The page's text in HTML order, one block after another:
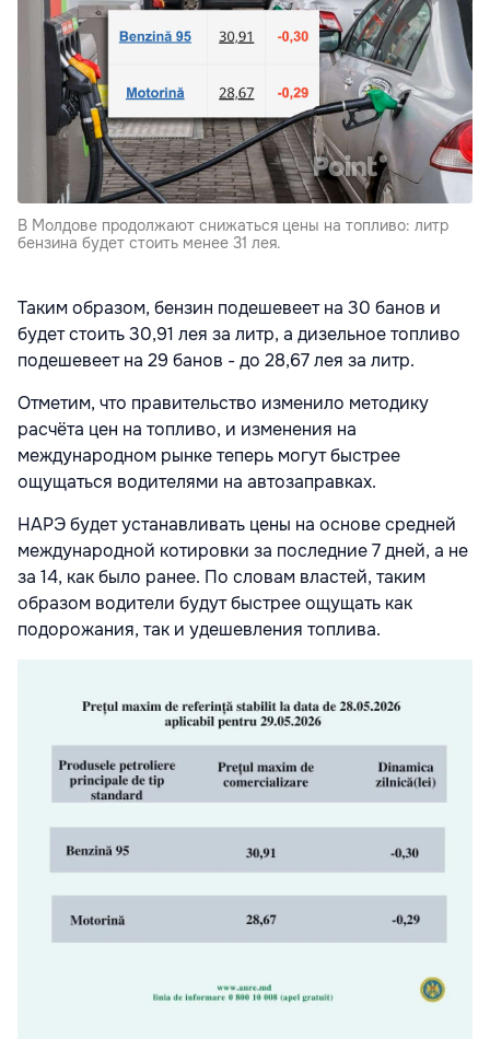
В Молдове продолжают снижаться цены на топливо: литр
бензина будет стоить менее 31 лея.
Таким образом, бензин подешевеет на 30 банов и
будет стоить 30,91 лея за литр, а дизельное топливо
подешевеет на 29 банов - до 28,67 лея за литр.
Отметим, что правительство изменило методику
расчёта цен на топливо, и изменения на
международном рынке теперь могут быстрее
ощущаться водителями на автозаправках.
НАРЭ будет устанавливать цены на основе средней
международной котировки за последние 7 дней, а не
за 14, как было ранее. По словам властей, таким
образом водители будут быстрее ощущать как
подорожания, так и удешевления топлива.